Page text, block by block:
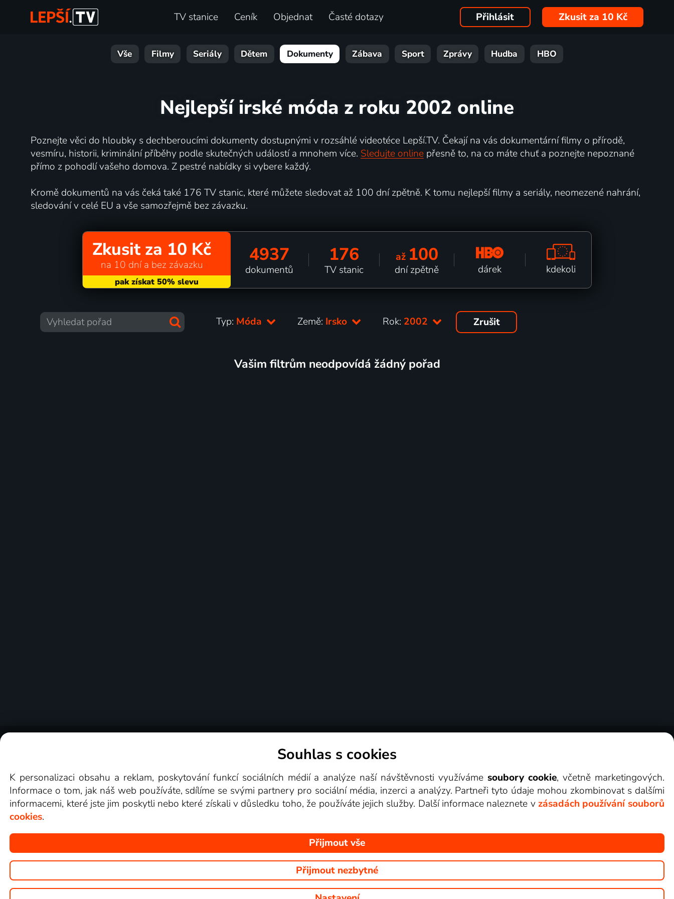
TV stanice Ceník Objednat Časté dotazy Přihlásit Zkusit za 10 Kč
Vše Filmy Seriály Dětem Dokumenty Zábava Sport Zprávy Hudba HBO
Nejlepší irské móda z roku 2002 online
Poznejte věci do hloubky s dechberoucími dokumenty dostupnými v rozsáhlé videotéce Lepší.TV. Čekají na vás dokumentární filmy o přírodě,
vesmíru, historii, kriminální příběhy podle skutečných událostí a mnohem více. Sledujte onlinepřesně to, na co máte chuť a poznejte nepoznané
přímo z pohodlí vašeho domova. Z pestré nabídky si vybere každý.
Kromě dokumentů na vás čeká také 176 TV stanic, které můžete sledovat až 100 dní zpětně. K tomu nejlepší filmy a seriály, neomezené nahrání,
sledování v celé EU a vše samozřejmě bez závazku.
Zkusit za 10 Kč
na 10 dní a bez závazku 4937
dokumentů
176
TV stanic
až 100
dní zpětně dárek kdekoli
Typ: Móda Země: Irsko Rok: 2002 Zrušit
Vašim filtrům neodpovídá žádný pořad
Videotéka
Copyright © goNET s.r.o. Na tomto webu jsou zobrazovány obrázky z pořadů TV stanic, které můžete sledovat v Lepší.TV.
Souhlas s cookies
K personalizaci obsahu a reklam, poskytování funkcí sociálních médií a analýze naší návštěvnosti využívámesoubory cookie, včetně marketingových.
Informace o tom, jak náš web používáte, sdílíme se svými partnery pro sociální média, inzerci a analýzy. Partneři tyto údaje mohou zkombinovat s dalšími
informacemi, které jste jim poskytli nebo které získali v důsledku toho, že používáte jejich služby. Další informace naleznete v zásadách používání souborů
cookies.
Přijmout vše
Přijmout nezbytné